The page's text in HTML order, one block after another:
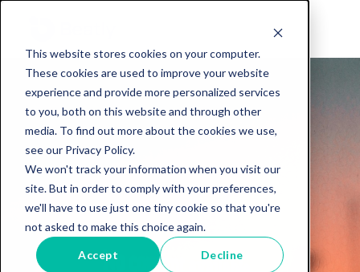
This website stores cookies on your computer.
These cookies are used to improve your website
experience and provide more personalized services
to you, both on this website and through other
media. To find out more about the cookies we use,
see our Privacy Policy.
We won't track your information when you visit our
site. But in order to comply with your preferences,
we'll have to use just one tiny cookie so that you're
not asked to make this choice again.
Accept Decline